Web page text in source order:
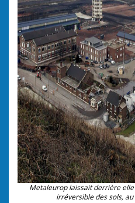
Metaleurop laissait derrière
irréversible des sols,